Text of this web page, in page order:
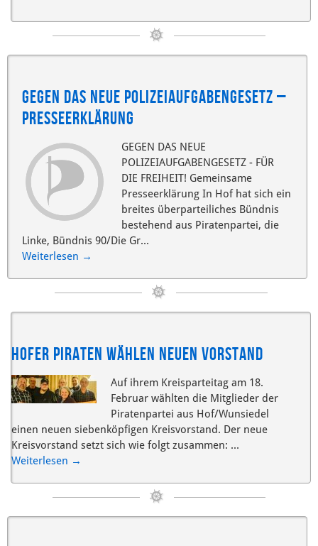
Gegen das neue Polizeiaufgabengesetz –
Presseerklärung
GEGEN DAS NEUE
POLIZEIAUFGABENGESETZ - FÜR
DIE FREIHEIT! Gemeinsame
Presseerklärung In Hof hat sich ein
breites überparteiliches Bündnis
bestehend aus Piratenpartei, die
Linke, Bündnis 90/Die Gr...
Weiterlesen →
Hofer Piraten wählen neuen Vorstand
Auf ihrem Kreisparteitag am 18.
Februar wählten die Mitglieder der
Piratenpartei aus Hof/Wunsiedel
einen neuen siebenköpfigen Kreisvorstand. Der neue
Kreisvorstand setzt sich wie folgt zusammen: ...
Weiterlesen →